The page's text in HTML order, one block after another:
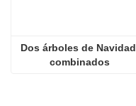
Dos árboles de Navidad
combinados